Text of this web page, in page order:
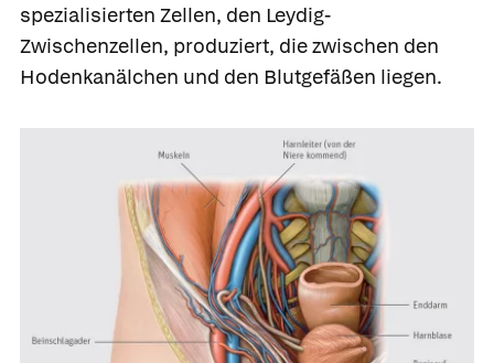
spezialisierten Zellen, den Leydig-
Zwischenzellen, produziert, die zwischen den
Hodenkanälchen und den Blutgefäßen liegen.